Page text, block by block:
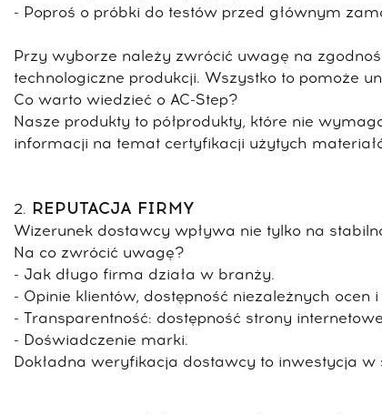
- Poproś o próbki do testów przed głównym
Przy wyborze należy zwrócić uwagę na
technologiczne produkcji. Wszystko to pomoże
Co warto wiedzieć o AC-Step?
Nasze produkty to półprodukty, które nie
informacji na temat certyfikacji użytych
2. REPUTACJA FIRMY
Wizerunek dostawcy wpływa nie tylko na
Na co zwrócić uwagę?
- Jak długo firma działa w branży.
- Opinie klientów, dostępność niezależnych ocen
- Transparentność: dostępność strony
- Doświadczenie marki.
Dokładna weryfikacja dostawcy to inwestycja